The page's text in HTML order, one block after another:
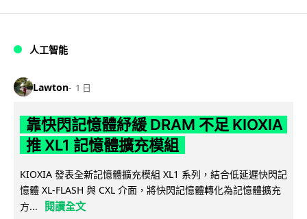
人工智能
Lawton 1 日
靠快閃記憶體紓緩 DRAM 不足 KIOXIA
推 XL1 記憶體擴充模組
KIOXIA 發表全新記憶體擴充模組 XL1 系列，結合低延遲快閃記
憶體 XL-FLASH 與 CXL 介面，將快閃記憶體轉化為記憶體擴充
方...
閱讀全文